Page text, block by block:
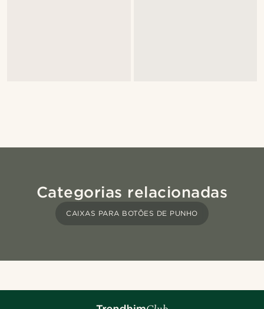
Categorias relacionadas
CAIXAS PARA BOTÕES DE PUNHO